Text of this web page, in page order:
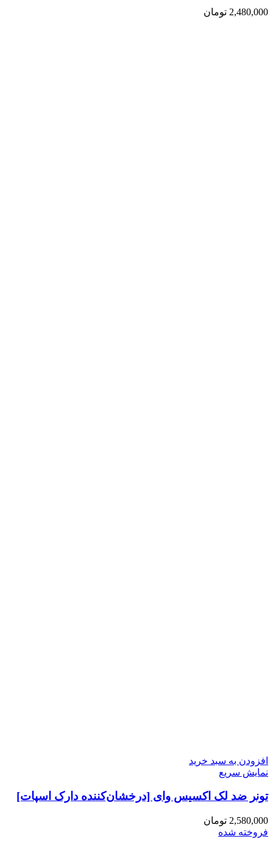
2,480,000 تومان
افزودن به سبد خرید
نمایش سریع
تونر ضد لک اکسیس وای [درخشان‌کننده دارک اسپات]
2,580,000 تومان
فروخته شده